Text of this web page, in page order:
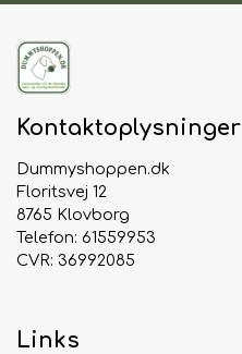
Kontaktoplysninger
Dummyshoppen.dk
Floritsvej 12
8765 Klovborg
Telefon: 61559953
CVR: 36992085
Links